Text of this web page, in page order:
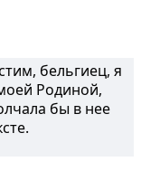
бельгиец, я
Родиной,
бы в нее